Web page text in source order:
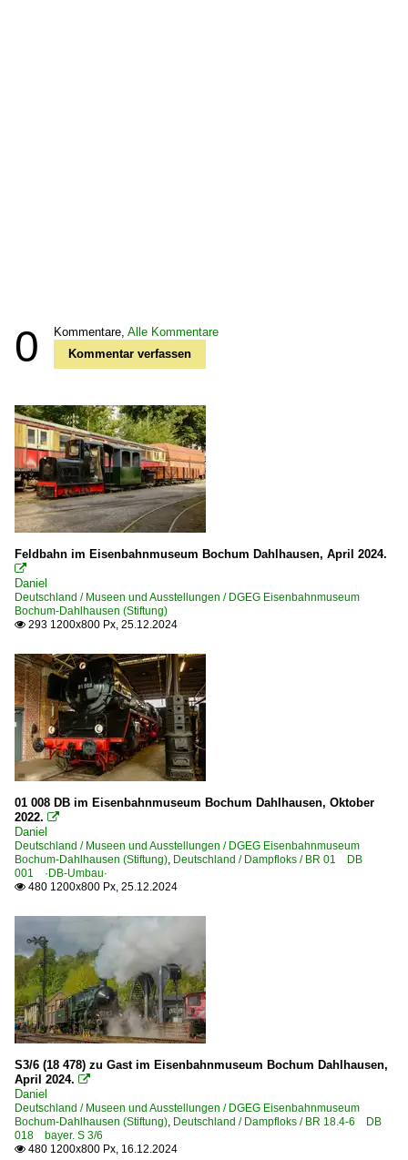
0 Kommentare, Alle Kommentare
Kommentar verfassen
Feldbahn im Eisenbahnmuseum Bochum Dahlhausen, April 2024.

Daniel
Deutschland / Museen und Ausstellungen / DGEG Eisenbahnmuseum
Bochum-Dahlhausen (Stiftung)
 293 1200x800 Px, 25.12.2024
01 008 DB im Eisenbahnmuseum Bochum Dahlhausen, Oktober
2022. 
Daniel
Deutschland / Museen und Ausstellungen / DGEG Eisenbahnmuseum
Bochum-Dahlhausen (Stiftung), Deutschland / Dampfloks / BR 01 DB
001 ·DB-Umbau·
 480 1200x800 Px, 25.12.2024
S3/6 (18 478) zu Gast im Eisenbahnmuseum Bochum Dahlhausen,
April 2024. 
Daniel
Deutschland / Museen und Ausstellungen / DGEG Eisenbahnmuseum
Bochum-Dahlhausen (Stiftung), Deutschland / Dampfloks / BR 18.4-6 DB
018 bayer. S 3/6
 480 1200x800 Px, 16.12.2024